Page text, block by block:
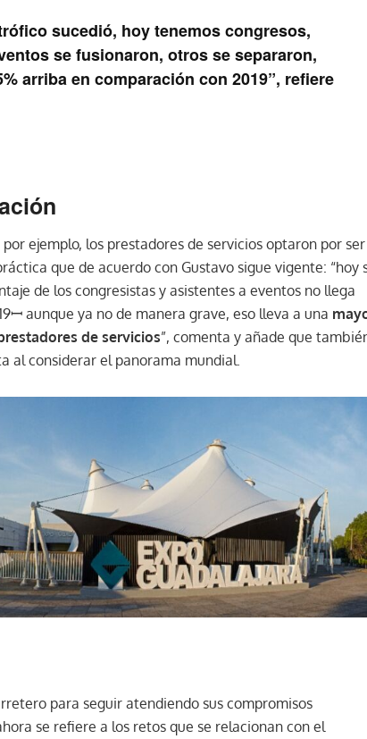
sucedió, hoy tenemos congresos,
se fusionaron, otros se separaron,
arriba en comparación con 2019”, refiere
ejemplo, los prestadores de servicios optaron por ser
que de acuerdo con Gustavo sigue vigente: “hoy
de los congresistas y asistentes a eventos no llega
aunque ya no de manera grave, eso lleva a una
de servicios”, comenta y añade que
al considerar el panorama mundial.
para seguir atendiendo sus compromisos
se refiere a los retos que se relacionan con el